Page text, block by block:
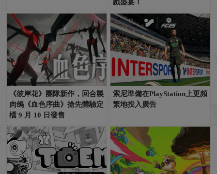
戲盛宴！
《彼岸花》團隊新作，回合製
肉鴿《血色序曲》搶先體驗定
檔 9 月 10 日發售
索尼準備在PlayStation上更頻
繁地投入廣告